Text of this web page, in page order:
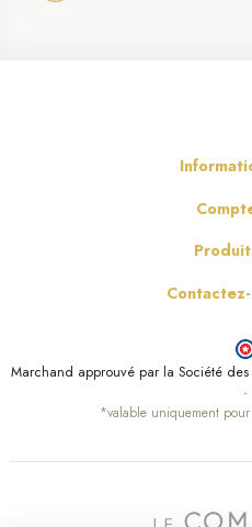
Marchand approuvé par la Société des
.
*valable uniquement